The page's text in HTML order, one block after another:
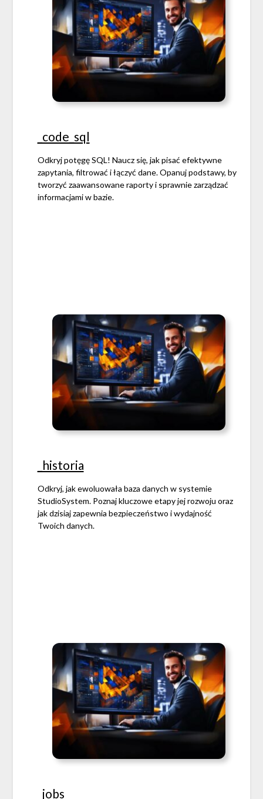
_code_sql
Odkryj potęgę SQL! Naucz się, jak pisać efektywne
zapytania, filtrować i łączyć dane. Opanuj podstawy, by
tworzyć zaawansowane raporty i sprawnie zarządzać
informacjami w bazie.
_historia
Odkryj, jak ewoluowała baza danych w systemie
StudioSystem. Poznaj kluczowe etapy jej rozwoju oraz
jak dzisiaj zapewnia bezpieczeństwo i wydajność
Twoich danych.
_jobs